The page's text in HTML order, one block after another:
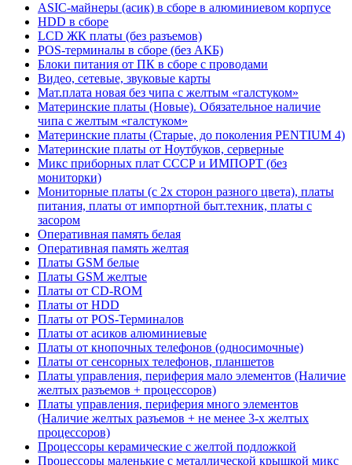
ASIC-майнеры (асик) в сборе в алюминиевом корпусе
HDD в сборе
LCD ЖК платы (без разъемов)
POS-терминалы в сборе (без АКБ)
Блоки питания от ПК в сборе с проводами
Видео, сетевые, звуковые карты
Мат.плата новая без чипа с желтым «галстуком»
Материнские платы (Новые). Обязательное наличие
чипа с желтым «галстуком»
Материнские платы (Старые, до поколения PENTIUM 4)
Материнские платы от Ноутбуков, серверные
Микс приборных плат СССР и ИМПОРТ (без
мониторки)
Мониторные платы (с 2х сторон разного цвета), платы
питания, платы от импортной быт.техник, платы с
засором
Оперативная память белая
Оперативная память желтая
Платы GSM белые
Платы GSM желтые
Платы от CD-ROM
Платы от HDD
Платы от POS-Терминалов
Платы от асиков алюминиевые
Платы от кнопочных телефонов (односимочные)
Платы от сенсорных телефонов, планшетов
Платы управления, периферия мало элементов (Наличие
желтых разъемов + процессоров)
Платы управления, периферия много элементов
(Наличие желтых разъемов + не менее 3-х желтых
процессоров)
Процессоры керамические с желтой подложкой
Процессоры маленькие с металлической крышкой микс